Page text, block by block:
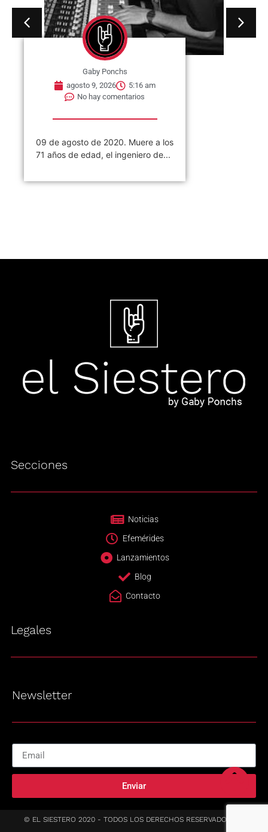
Gaby Ponchs
agosto 9, 2026
5:16 am
No hay comentarios
09 de agosto de 2020. Muere a los
71 años de edad, el ingeniero de...
Secciones
Noticias
Efemérides
Lanzamientos
Blog
Contacto
Legales
Newsletter
Enviar
© EL SIESTERO 2020 - TODOS LOS DERECHOS RESERVADOS